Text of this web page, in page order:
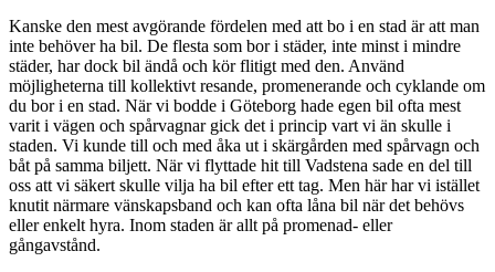
Kanske den mest avgörande fördelen med att bo i en stad är att man
inte behöver ha bil. De flesta som bor i städer, inte minst i mindre
städer, har dock bil ändå och kör flitigt med den. Använd
möjligheterna till kollektivt resande, promenerande och cyklande om
du bor i en stad. När vi bodde i Göteborg hade egen bil ofta mest
varit i vägen och spårvagnar gick det i princip vart vi än skulle i
staden. Vi kunde till och med åka ut i skärgården med spårvagn och
båt på samma biljett. När vi flyttade hit till Vadstena sade en del till
oss att vi säkert skulle vilja ha bil efter ett tag. Men här har vi istället
knutit närmare vänskapsband och kan ofta låna bil när det behövs
eller enkelt hyra. Inom staden är allt på promenad- eller
gångavstånd.